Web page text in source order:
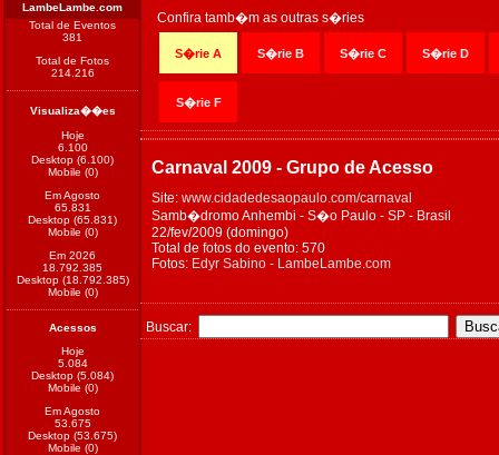
LambeLambe.com
Total de Eventos
381
Total de Fotos
214.216
Visualiza��es
Hoje
6.100
Desktop (6.100)
Mobile (0)
Em Agosto
65.831
Desktop (65.831)
Mobile (0)
Em 2026
18.792.385
Desktop (18.792.385)
Mobile (0)
Acessos
Hoje
5.084
Desktop (5.084)
Mobile (0)
Em Agosto
53.675
Desktop (53.675)
Mobile (0)
Confira tamb�m as outras s�ries
S�rie A S�rie B S�rie C S�rie D
S�rie F
Carnaval 2009 - Grupo de Acesso
Site: www.cidadedesaopaulo.com/carnaval
Samb�dromo Anhembi - S�o Paulo - SP - Brasil
22/fev/2009 (domingo)
Total de fotos do evento: 570
Fotos: Edyr Sabino - LambeLambe.com
Buscar: